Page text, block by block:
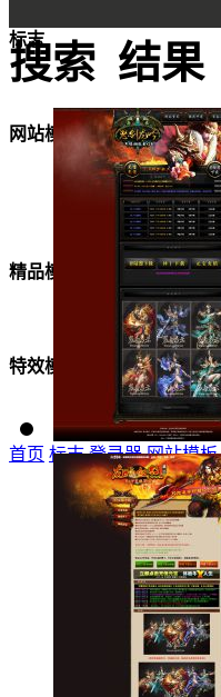
标志
网站模板
精品模板
特效模板
首页 标志 登录器 网站模板
搜索 结果